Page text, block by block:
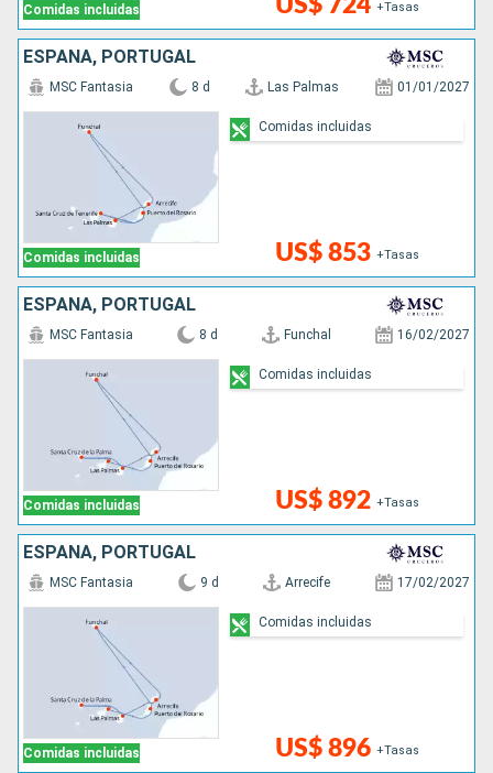
Comidas incluidas +Tasas
ESPAÑA, PORTUGAL
Comidas incluidas
MSC Fantasia 8 d Las Palmas 01/01/2027
US$ 853 +Tasas
Comidas incluidas
ESPAÑA, PORTUGAL
Comidas incluidas
MSC Fantasia 8 d Funchal 16/02/2027
US$ 892 +Tasas
Comidas incluidas
ESPAÑA, PORTUGAL
Comidas incluidas
MSC Fantasia 9 d Arrecife 17/02/2027
US$ 896 +Tasas
Comidas incluidas